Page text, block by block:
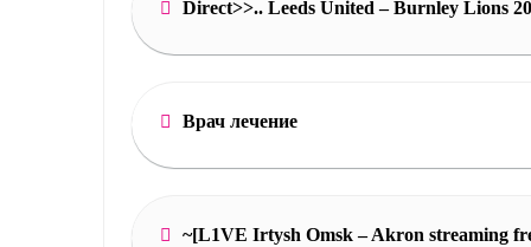
Direct>>.. Leeds United – Burnley Lions
Врач лечение
~[L1VE Irtysh Omsk – Akron streaming